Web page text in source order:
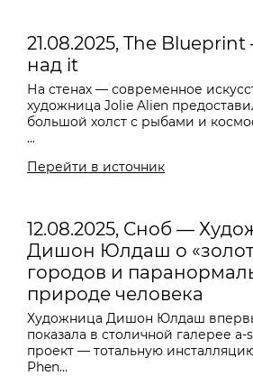
21.08.2025, The
над it
На стенах — современное
художница Jolie Alien
большой холст с рыбами и
...
Перейти в источник
12.08.2025, Сноб —
Дишон Юлдаш о
городов и
природе человека
Художница Дишон Юлдаш
показала в столичной галерее
проект — тотальную
Phen...